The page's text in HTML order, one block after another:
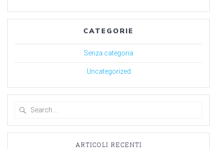
CATEGORIE
Senza categoria
Uncategorized
ARTICOLI RECENTI